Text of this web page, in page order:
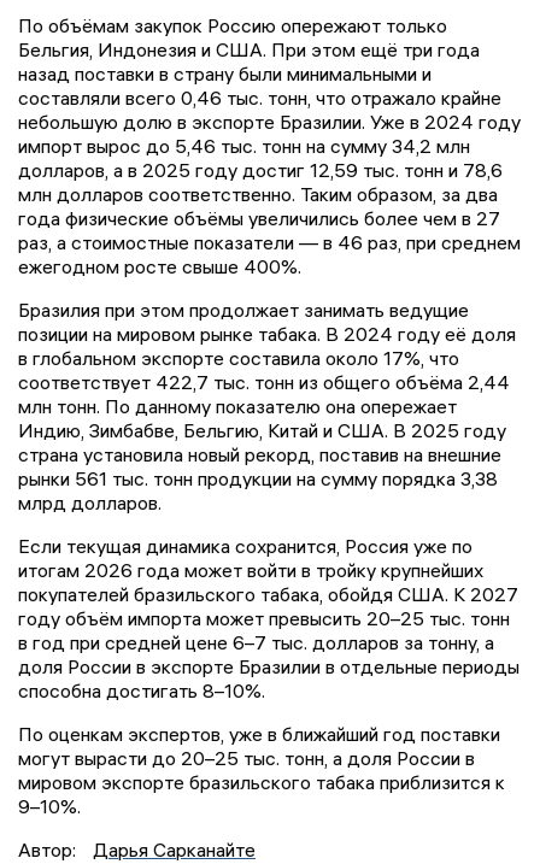
По объёмам закупок Россию опережают только
Бельгия, Индонезия и США. При этом ещё три года
назад поставки в страну были минимальными и
составляли всего 0,46 тыс. тонн, что отражало крайне
небольшую долю в экспорте Бразилии. Уже в 2024 году
импорт вырос до 5,46 тыс. тонн на сумму 34,2 млн
долларов, а в 2025 году достиг 12,59 тыс. тонн и 78,6
млн долларов соответственно. Таким образом, за два
года физические объёмы увеличились более чем в 27
раз, а стоимостные показатели — в 46 раз, при среднем
ежегодном росте свыше 400%.
Бразилия при этом продолжает занимать ведущие
позиции на мировом рынке табака. В 2024 году её доля
в глобальном экспорте составила около 17%, что
соответствует 422,7 тыс. тонн из общего объёма 2,44
млн тонн. По данному показателю она опережает
Индию, Зимбабве, Бельгию, Китай и США. В 2025 году
страна установила новый рекорд, поставив на внешние
рынки 561 тыс. тонн продукции на сумму порядка 3,38
млрд долларов.
Если текущая динамика сохранится, Россия уже по
итогам 2026 года может войти в тройку крупнейших
покупателей бразильского табака, обойдя США. К 2027
году объём импорта может превысить 20–25 тыс. тонн
в год при средней цене 6–7 тыс. долларов за тонну, а
доля России в экспорте Бразилии в отдельные периоды
способна достигать 8–10%.
По оценкам экспертов, уже в ближайший год поставки
могут вырасти до 20–25 тыс. тонн, а доля России в
мировом экспорте бразильского табака приблизится к
9–10%.
Автор:
Дарья Сарканайте